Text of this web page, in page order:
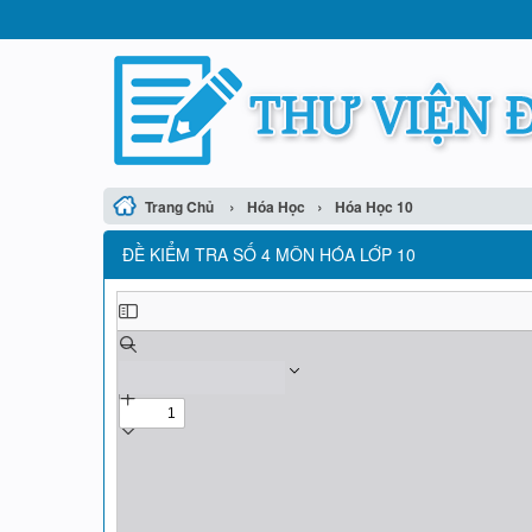
Trang Chủ › Hóa Học › Hóa Học 10
ĐỀ KIỂM TRA SỐ 4 MÔN HÓA LỚP 10